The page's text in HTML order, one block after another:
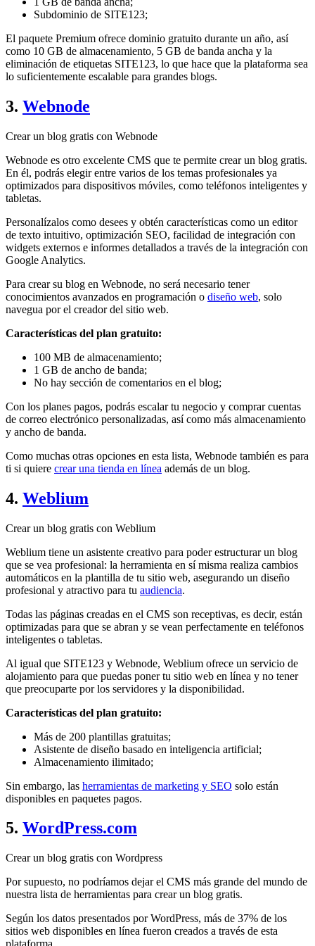
Subdominio de SITE123;
El paquete Premium ofrece dominio gratuito durante un año, así
como 10 GB de almacenamiento, 5 GB de banda ancha y la
eliminación de etiquetas SITE123, lo que hace que la plataforma sea
lo suficientemente escalable para grandes blogs.
3. Webnode
Crear un blog gratis con Webnode
Webnode es otro excelente CMS que te permite crear un blog gratis.
En él, podrás elegir entre varios de los temas profesionales ya
optimizados para dispositivos móviles, como teléfonos inteligentes y
tabletas.
Personalízalos como desees y obtén características como un editor
de texto intuitivo, optimización SEO, facilidad de integración con
widgets externos e informes detallados a través de la integración con
Google Analytics.
Para crear su blog en Webnode, no será necesario tener
conocimientos avanzados en programación o diseño web, solo
navegua por el creador del sitio web.
Características del plan gratuito:
100 MB de almacenamiento;
1 GB de ancho de banda;
No hay sección de comentarios en el blog;
Con los planes pagos, podrás escalar tu negocio y comprar cuentas
de correo electrónico personalizadas, así como más almacenamiento
y ancho de banda.
Como muchas otras opciones en esta lista, Webnode también es para
ti si quiere crear una tienda en línea además de un blog.
4. Weblium
Crear un blog gratis con Weblium
Weblium tiene un asistente creativo para poder estructurar un blog
que se vea profesional: la herramienta en sí misma realiza cambios
automáticos en la plantilla de tu sitio web, asegurando un diseño
profesional y atractivo para tu audiencia.
Todas las páginas creadas en el CMS son receptivas, es decir, están
optimizadas para que se abran y se vean perfectamente en teléfonos
inteligentes o tabletas.
Al igual que SITE123 y Webnode, Weblium ofrece un servicio de
alojamiento para que puedas poner tu sitio web en línea y no tener
que preocuparte por los servidores y la disponibilidad.
Características del plan gratuito:
Más de 200 plantillas gratuitas;
Asistente de diseño basado en inteligencia artificial;
Almacenamiento ilimitado;
Sin embargo, las herramientas de marketing y SEO solo están
disponibles en paquetes pagos.
5. WordPress.com
Crear un blog gratis con Wordpress
Por supuesto, no podríamos dejar el CMS más grande del mundo de
nuestra lista de herramientas para crear un blog gratis.
Según los datos presentados por WordPress, más de 37% de los
sitios web disponibles en línea fueron creados a través de esta